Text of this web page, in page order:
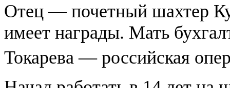
Отец — почетный шахтер
имеет награды. Мать
Токарева — российская